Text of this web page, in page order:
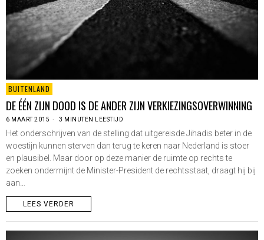
BUITENLAND
DE ÉÉN ZIJN DOOD IS DE ANDER ZIJN VERKIEZINGSOVERWINNING
6 MAART 2015 3 MINUTEN LEESTIJD
Het onderschrijven van de stelling dat uitgereisde Jihadis beter in de
woestijn kunnen sterven dan terug te keren naar Nederland is stoer
en plausibel. Maar door op deze manier de ruimte op rechts te
zoeken ondermijnt de Minister-President de rechtsstaat, draagt hij bij
aan…
LEES VERDER